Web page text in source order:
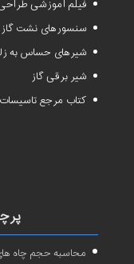
فیلم آموزشی
سنسورهای نشت گاز
شیرهای حساس به
شیر برقی گاز
کتاب مرجع
محاسبه حجم چاه